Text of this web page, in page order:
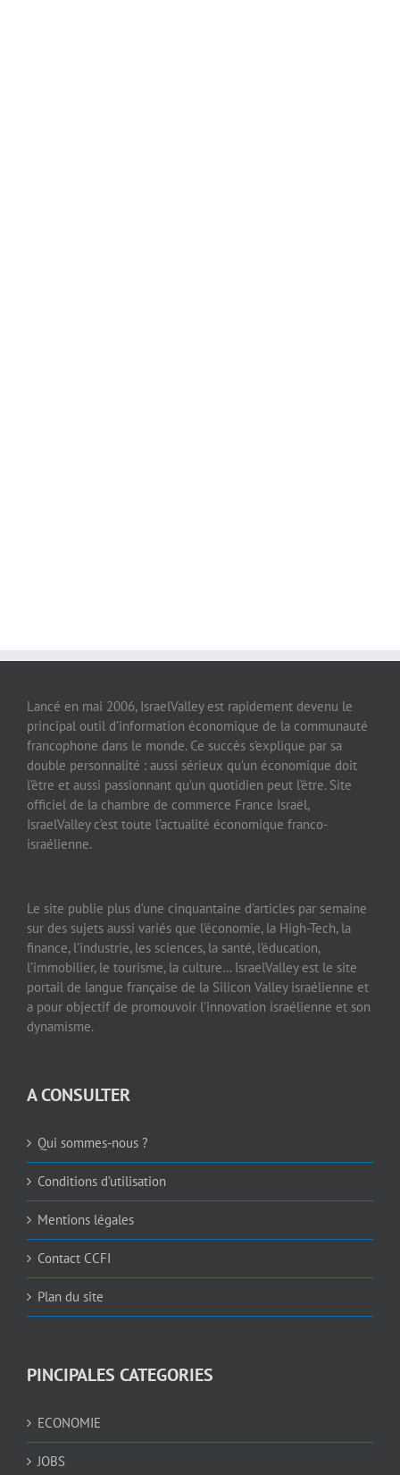
Lancé en mai 2006, IsraelValley est rapidement devenu le
principal outil d’information économique de la communauté
francophone dans le monde. Ce succès s’explique par sa
double personnalité : aussi sérieux qu’un économique doit
l’être et aussi passionnant qu’un quotidien peut l’être. Site
officiel de la chambre de commerce France Israël,
IsraelValley c’est toute l’actualité économique franco-
israélienne.
Le site publie plus d’une cinquantaine d’articles par semaine
sur des sujets aussi variés que l’économie, la High-Tech, la
finance, l’industrie, les sciences, la santé, l’éducation,
l’immobilier, le tourisme, la culture… IsraelValley est le site
portail de langue française de la Silicon Valley israélienne et
a pour objectif de promouvoir l’innovation israélienne et son
dynamisme.
A CONSULTER
Qui sommes-nous ?
Conditions d’utilisation
Mentions légales
Contact CCFI
Plan du site
PINCIPALES CATEGORIES
ECONOMIE
JOBS